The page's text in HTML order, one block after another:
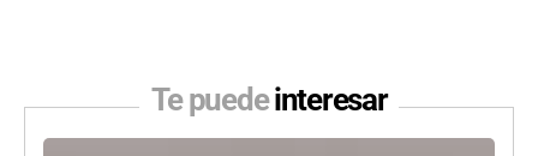
Te puedeinteresar